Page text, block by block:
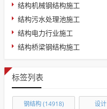
结构机械钢结构施工
结构污水处理池施工
结构电力行业施工
结构桥梁钢结构施工
标签列表
钢结构(14918) 设计